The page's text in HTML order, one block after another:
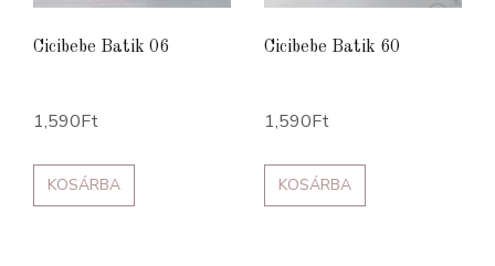
Cicibebe Batik 06
1,590Ft
KOSÁRBA
Cicibebe Batik 60
1,590Ft
KOSÁRBA